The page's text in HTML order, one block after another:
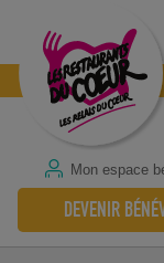
Mon espace
DEVENIR